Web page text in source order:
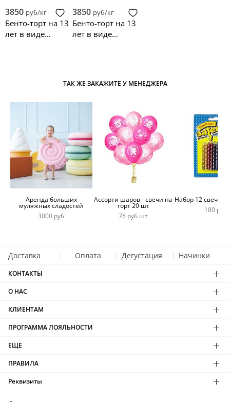
3850 руб/кг
Бенто-торт на 13
лет в виде
3850 руб/кг
Бенто-торт на 13
лет в виде
ТАК ЖЕ ЗАКАЖИТЕ У МЕНЕДЖЕРА
Аренда больших
муляжных сладостей
3000 руб
Ассорти шаров - свечи на
торт 20 шт
76 руб шт
Набор 12 свечей
180 руб
Доставка Оплата Дегустация Начинки
КОНТАКТЫ
О НАС
КЛИЕНТАМ
ПРОГРАММА ЛОЯЛЬНОСТИ
ЕЩЕ
ПРАВИЛА
Реквизиты